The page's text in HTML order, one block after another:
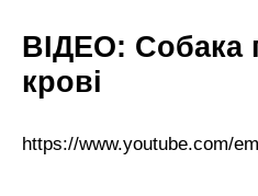
ВІДЕО: Собака
крові
https://www.youtube.com/